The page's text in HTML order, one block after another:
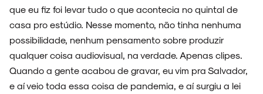
que eu fiz foi levar tudo o que acontecia no quintal de
casa pro estúdio. Nesse momento, não tinha nenhuma
possibilidade, nenhum pensamento sobre produzir
qualquer coisa audiovisual, na verdade. Apenas clipes.
Quando a gente acabou de gravar, eu vim pra Salvador,
e aí veio toda essa coisa de pandemia, e aí surgiu a lei